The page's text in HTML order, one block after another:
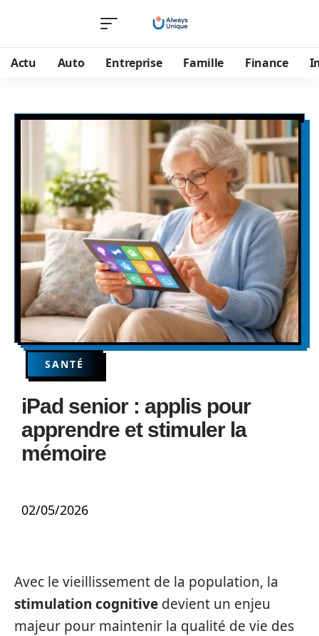
Actu Auto Entreprise Famille Finance
SANTÉ
iPad senior : applis pour
apprendre et stimuler la
mémoire
02/05/2026
Avec le vieillissement de la population, la
stimulation cognitive devient un enjeu
majeur pour maintenir la qualité de vie des